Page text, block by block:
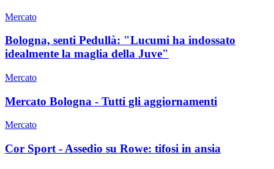
Mercato
Bologna, senti Pedullà: "Lucumi ha indossato
idealmente la maglia della Juve"
Mercato
Mercato Bologna - Tutti gli aggiornamenti
Mercato
Cor Sport - Assedio su Rowe: tifosi in ansia